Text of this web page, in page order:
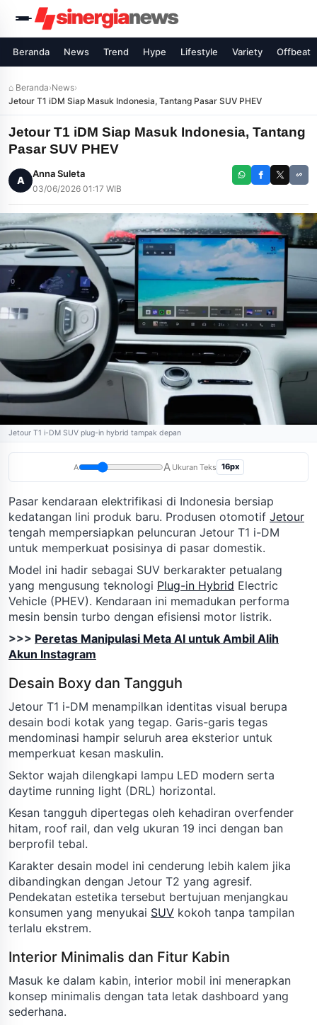
Beranda News Trend Hype Lifestyle Variety Offbeat
⌂ Beranda›News›
Jetour T1 iDM Siap Masuk Indonesia, Tantang Pasar SUV PHEV
Jetour T1 iDM Siap Masuk Indonesia, Tantang
Pasar SUV PHEV
A
Anna Suleta
03/06/2026 01:17 WIB
Jetour T1 i-DM SUV plug-in hybrid tampak depan
A A Ukuran Teks 16px
Pasar kendaraan elektrifikasi di Indonesia bersiap
kedatangan lini produk baru. Produsen otomotif Jetour
tengah mempersiapkan peluncuran Jetour T1 i-DM
untuk memperkuat posisinya di pasar domestik.
Model ini hadir sebagai SUV berkarakter petualang
yang mengusung teknologi Plug-in Hybrid Electric
Vehicle (PHEV). Kendaraan ini memadukan performa
mesin bensin turbo dengan efisiensi motor listrik.
>>> Peretas Manipulasi Meta AI untuk Ambil Alih
Akun Instagram
Desain Boxy dan Tangguh
Jetour T1 i-DM menampilkan identitas visual berupa
desain bodi kotak yang tegap. Garis-garis tegas
mendominasi hampir seluruh area eksterior untuk
memperkuat kesan maskulin.
Sektor wajah dilengkapi lampu LED modern serta
daytime running light (DRL) horizontal.
Kesan tangguh dipertegas oleh kehadiran overfender
hitam, roof rail, dan velg ukuran 19 inci dengan ban
berprofil tebal.
Karakter desain model ini cenderung lebih kalem jika
dibandingkan dengan Jetour T2 yang agresif.
Pendekatan estetika tersebut bertujuan menjangkau
konsumen yang menyukai SUV kokoh tanpa tampilan
terlalu ekstrem.
Interior Minimalis dan Fitur Kabin
Masuk ke dalam kabin, interior mobil ini menerapkan
konsep minimalis dengan tata letak dashboard yang
sederhana.